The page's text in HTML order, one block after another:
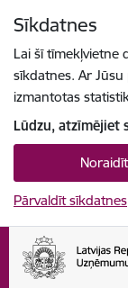
Sīkdatnes
Lai šī tīmekļvietne
sīkdatnes. Ar
izmantotas
Lūdzu, atzīmējiet
Noraidīt
Pārvaldīt sīkdatnes